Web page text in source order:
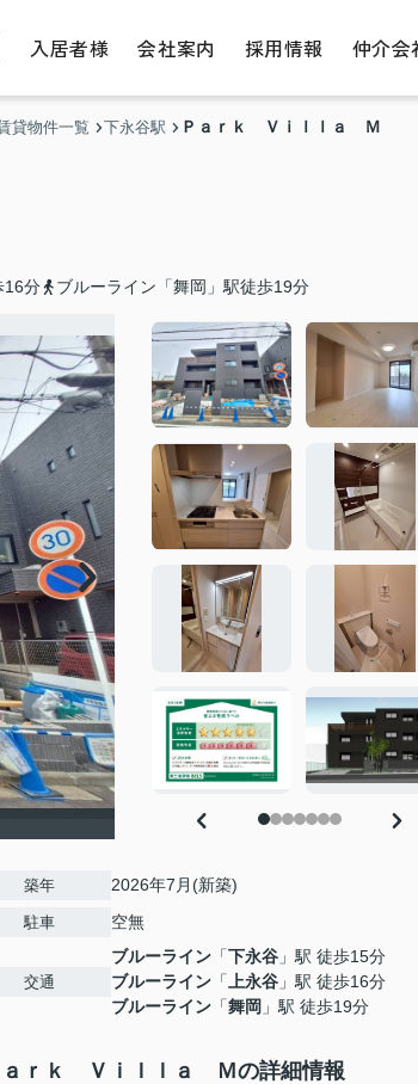
入居者様 会社案内 採用情報 仲介会
貸物件一覧 下永谷駅 Ｐａｒｋ Ｖｉｌｌａ Ｍ
16分 ブルーライン「舞岡」駅徒歩19分
築年 2026年7月(新築)
駐車 空無
交通
ブルーライン 「下永谷 」駅 徒歩15分
ブルーライン 「 上永谷 」駅 徒歩16分
ブルーライン 「舞岡 」駅 徒歩19分
ａｒｋ Ｖｉｌｌａ Ｍの詳細情報